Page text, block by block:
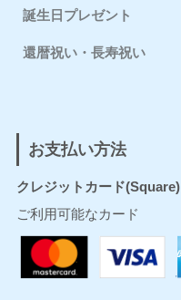
誕生日プレゼント
還暦祝い・長寿祝い
お支払い方法
クレジットカード(Square)
ご利用可能なカード